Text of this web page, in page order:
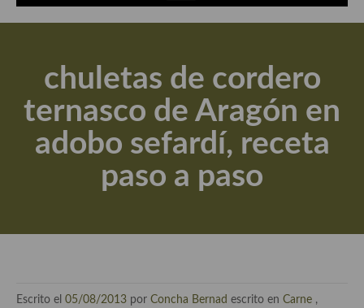
Actualidad y recomendaciones
Apuntes, estudios sobre temas interesantes e importantes
Aceite de Oliva Virgen Extra (AOVE)
Recetas maridadas con los mejores AOVES
Flores en la cocina recetas
chuletas de cordero
ternasco de Aragón en
adobo sefardí, receta
paso a paso
Escrito el 05/08/2013 por Concha Bernad escrito en Carne ,